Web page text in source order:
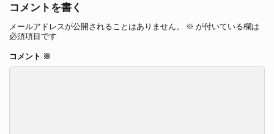
コメントを書く
メールアドレスが公開されることはありません。 ※ が付いている欄は
必須項目です
コメント ※